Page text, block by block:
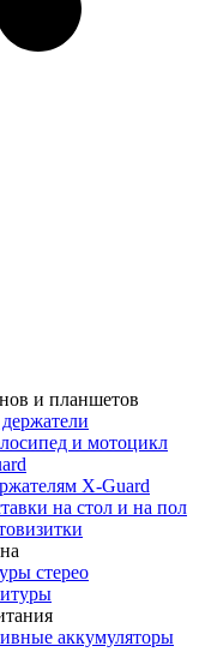
и планшетов
и мотоцикл
X-Guard
на стол и на пол
стерео
аккумуляторы